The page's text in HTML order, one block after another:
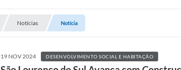
Notícias Notícia
19 NOV 2024 DESENVOLVIMENTO SOCIAL E HABITAÇÃO